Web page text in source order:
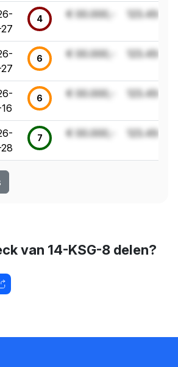
4 € 00.000,- 123.456 km
6 € 00.000,- 123.456 km
6 € 00.000,- 123.456 km
7 € 00.000,- 123.456 km
van 14-KSG-8 delen?